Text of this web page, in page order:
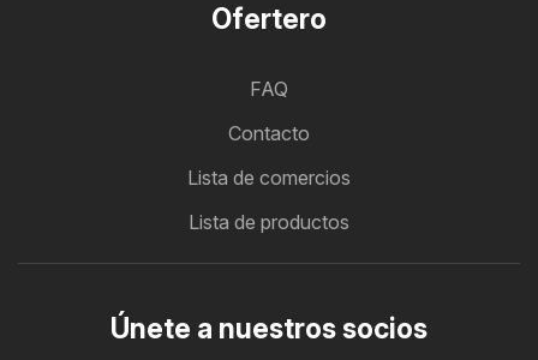
Ofertero
FAQ
Contacto
Lista de comercios
Lista de productos
Únete a nuestros socios